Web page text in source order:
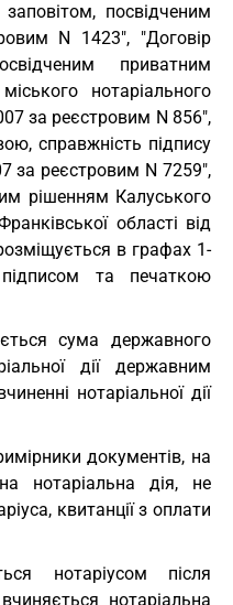
посвідченим
N 1423", "Договір
приватним
нотаріального
за реєстровим N 856",
справжність підпису
за реєстровим N 7259",
рішенням Калуського
області від
в графах 1-
та печаткою
сума державного
дії державним
нотаріальної дії
документів, на
нотаріальна дія, не
квитанції з оплати
нотаріусом після
нотаріальна